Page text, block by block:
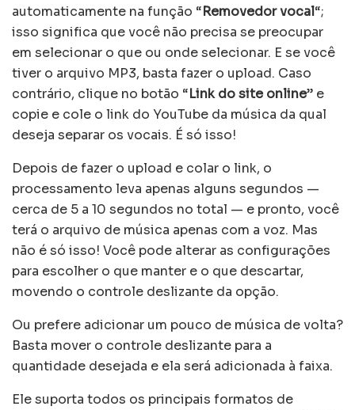
automaticamente na função “Removedor vocal“;
isso significa que você não precisa se preocupar
em selecionar o que ou onde selecionar. E se você
tiver o arquivo MP3, basta fazer o upload. Caso
contrário, clique no botão “Link do site online” e
copie e cole o link do YouTube da música da qual
deseja separar os vocais. É só isso!
Depois de fazer o upload e colar o link, o
processamento leva apenas alguns segundos —
cerca de 5 a 10 segundos no total — e pronto, você
terá o arquivo de música apenas com a voz. Mas
não é só isso! Você pode alterar as configurações
para escolher o que manter e o que descartar,
movendo o controle deslizante da opção.
Ou prefere adicionar um pouco de música de volta?
Basta mover o controle deslizante para a
quantidade desejada e ela será adicionada à faixa.
Ele suporta todos os principais formatos de